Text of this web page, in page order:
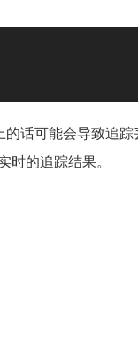
话可能会导致追踪
的追踪结果。